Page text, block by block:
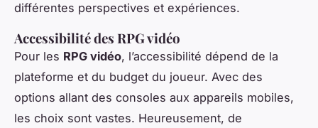
différentes perspectives et expériences.
Accessibilité des RPG vidéo
Pour les RPG vidéo, l’accessibilité dépend de la
plateforme et du budget du joueur. Avec des
options allant des consoles aux appareils mobiles,
les choix sont vastes. Heureusement, de